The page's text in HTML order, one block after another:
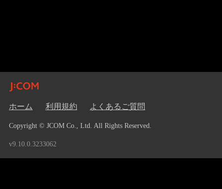
ホーム 利用規約 よくあるご質問
Copyright © JCOM Co., Ltd. All Rights Reserved.
v9.10.0.3233062